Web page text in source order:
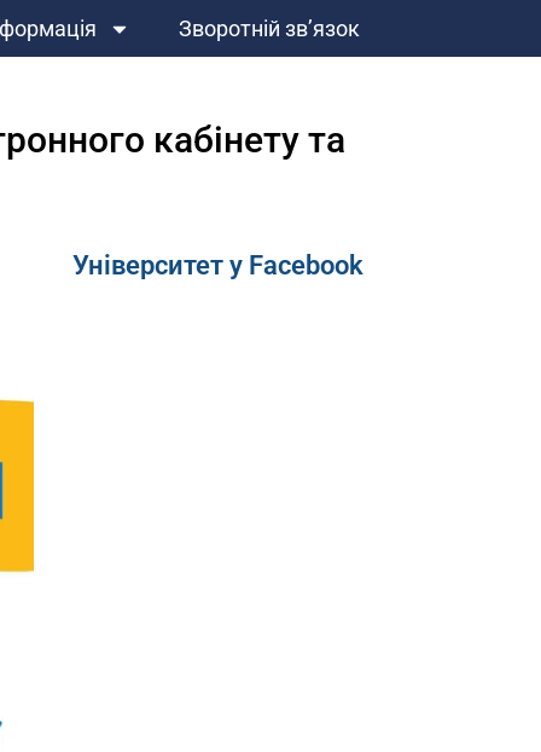
Зворотній зв’язок
кабінету та
Університет у Facebook